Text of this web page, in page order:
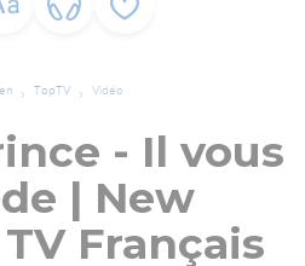
TopTV Vidéo
- Il vous
| New
Français